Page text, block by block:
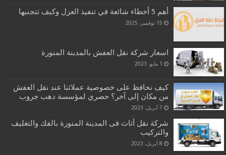
أهم 5 أخطاء شائعة في تنفيذ العزل وكيف تتجنبها
15 نوفمبر، 2025
اسعار شركة نقل العفش بالمدينة المنورة
1 مايو، 2023
كيف نحافظ على خصوصية عملائنا عند نقل العفش
من مكان إلى آخر؟ حصري لمؤسسة دهب جروب
7 أبريل، 2023
شركة نقل أثاث فى المدينة المنورة بالفك والتغليف
والتركيب
8 أبريل، 2023